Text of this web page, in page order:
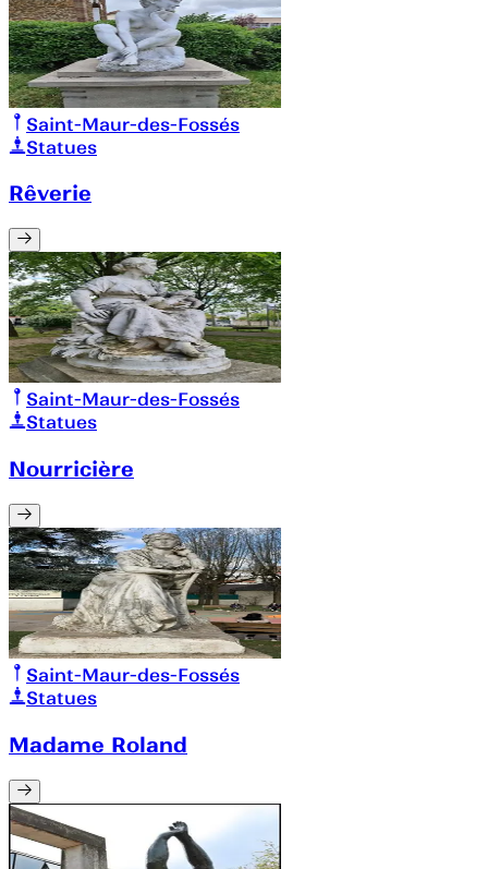
Saint-Maur-des-Fossés
Statues
Rêverie
Saint-Maur-des-Fossés
Statues
Nourricière
Saint-Maur-des-Fossés
Statues
Madame Roland